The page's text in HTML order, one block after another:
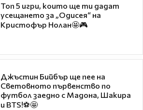
Топ 5 игри, които ще ти дадат
усещането за „Одисея“ на
Кристофър Нолан🤩🎮
Джъстин Бийбър ще пее на
Световното първенство по
футбол заедно с Мадона, Шакира
и BTS!⚽🤩